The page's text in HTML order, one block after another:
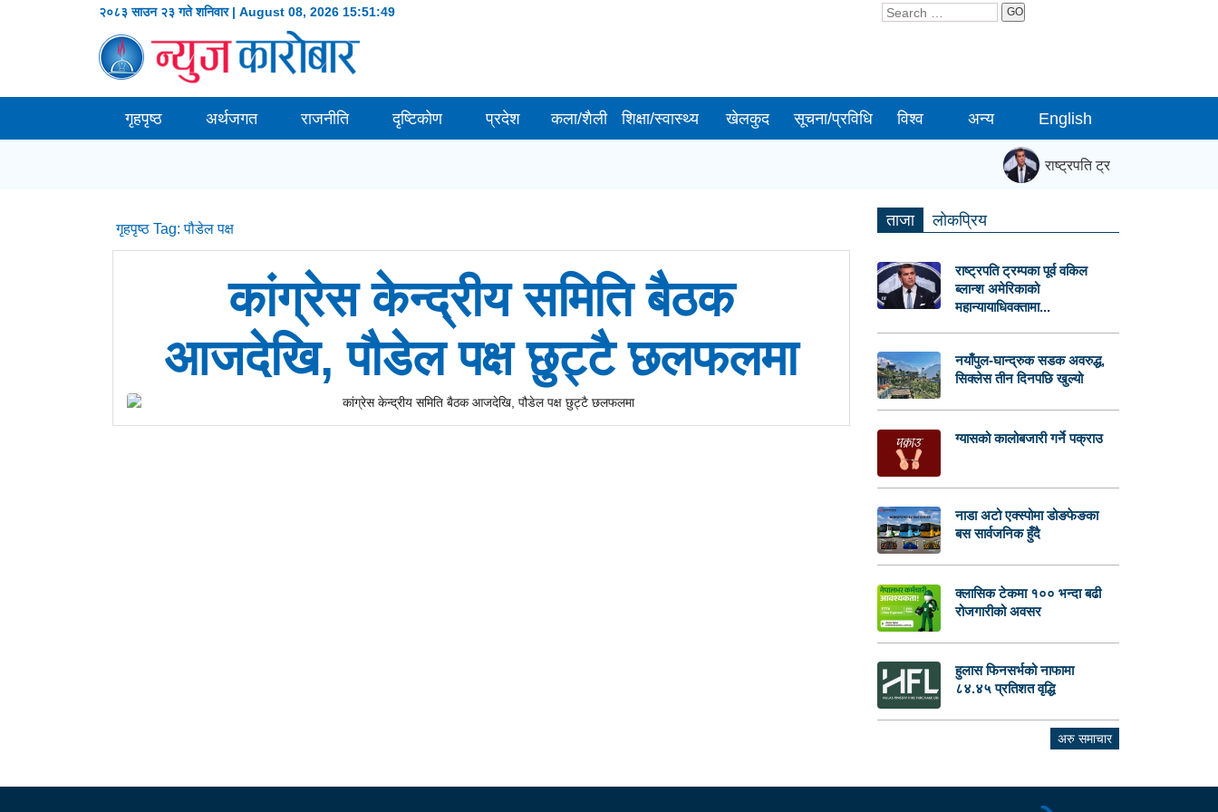
२०८३ साउन २३ गते शनिवार | August 08, 2026 15:51:49 GO
गृहपृष्ठ अर्थजगत राजनीति दृष्टिकोण प्रदेश कला/शैली शिक्षा/स्वास्थ्य खेलकुद सूचना/प्रविधि विश्व अन्य English
राष्ट्रपति ट्रम्पका पूर्व वकिल
गृहपृष्ठTag:पौडेल पक्ष
कांग्रेस केन्द्रीय समिति बैठक
आजदेखि, पौडेल पक्ष छुट्टै छलफलमा
ताजा लाेकप्रिय
राष्ट्रपति ट्रम्पका पूर्व वकिल
ब्लान्श अमेरिकाको
महान्यायाधिवक्तामा...
नयाँपुल-घान्द्रुक सडक अवरुद्ध,
सिक्लेस तीन दिनपछि खुल्यो
ग्यासको कालोबजारी गर्ने पक्राउ
नाडा अटो एक्स्पोमा डोङफेङका
बस सार्वजनिक हुँदै
क्लासिक टेकमा १०० भन्दा बढी
रोजगारीको अवसर
हुलास फिनसर्भको नाफामा
८४.४५ प्रतिशत वृद्धि
अरु समाचार